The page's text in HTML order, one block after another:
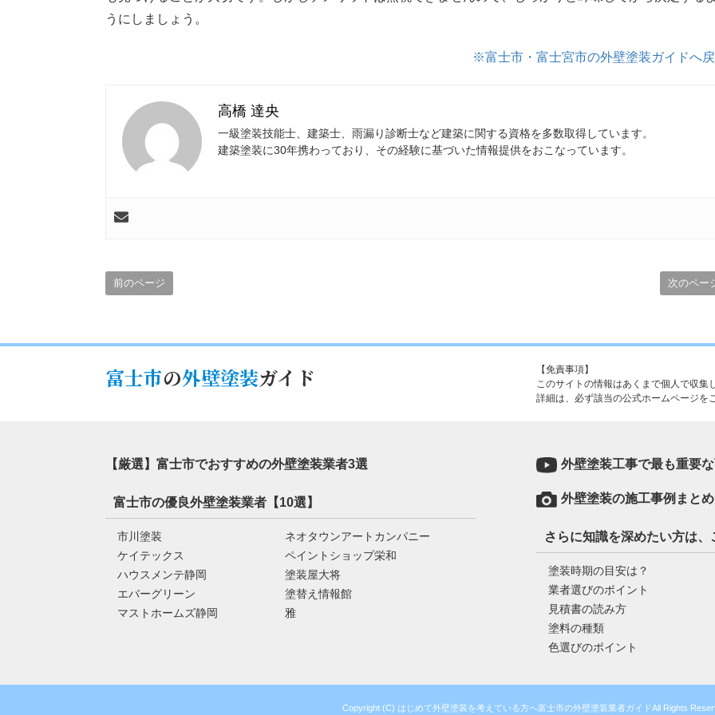
うにしましょう。
※富士市・富士宮市の外壁塗装ガイドへ
高橋 達央
一級塗装技能士、建築士、雨漏り診断士など建築に関する資格を多数取得しています。
建築塗装に30年携わっており、その経験に基づいた情報提供をおこなっています。
前のページ 次のペー
富士市の外壁塗装ガイド
【免責事項】
このサイトの情報はあくまで個人で収集
詳細は、必ず該当の公式ホームページを
【厳選】富士市でおすすめの外壁塗装業者3選
富士市の優良外壁塗装業者【10選】
市川塗装
ケイテックス
ハウスメンテ静岡
エバーグリーン
マストホームズ静岡
ネオタウンアートカンパニー
ペイントショップ栄和
塗装屋大将
塗替え情報館
雅
外壁塗装工事で最も重要
外壁塗装の施工事例まと
さらに知識を深めたい方は
塗装時期の目安は？
業者選びのポイント
見積書の読み方
塗料の種類
色選びのポイント
Copyright (C) はじめて外壁塗装を考えている方へ富士市の外壁塗装業者ガイドAll Rights